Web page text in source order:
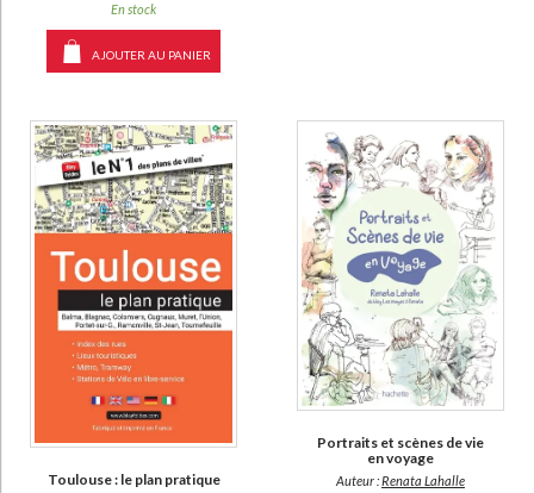
En stock
AJOUTER AU PANIER
Toulouse : le plan pratique
Portraits et scènes de vie
en voyage
Auteur :Renata Lahalle